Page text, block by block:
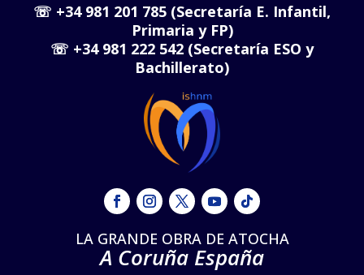
☏ +34 981 201 785 (Secretaría E. Infantil,
Primaria y FP)
☏ +34 981 222 542 (Secretaría ESO y
Bachillerato)
LA GRANDE OBRA DE ATOCHA
A Coruña España